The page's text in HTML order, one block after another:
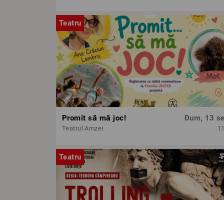
Teatru
Promit să mă joc!
Teatrul Amzei
Dum, 13
Teatru